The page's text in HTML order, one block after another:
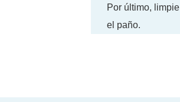
Por último,
el paño.